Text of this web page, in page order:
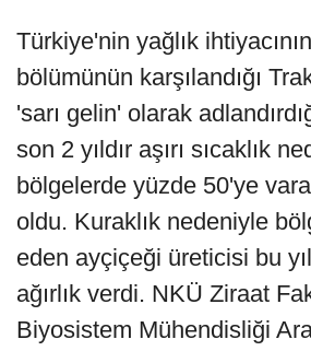
Türkiye'nin yağlık
bölümünün karşılandığı
'sarı gelin' olarak
son 2 yıldır aşırı sıcaklık
bölgelerde yüzde 50'ye
oldu. Kuraklık nedeniyle
eden ayçiçeği üreticisi bu
ağırlık verdi. NKÜ Ziraat
Biyosistem Mühendisliği